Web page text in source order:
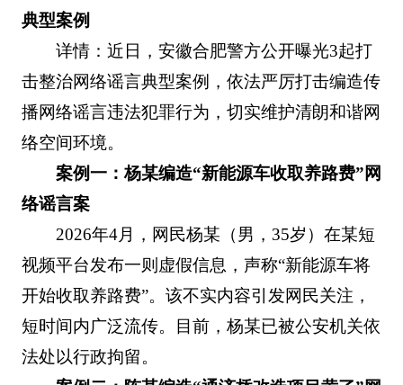
典型案例
详情：近日，安徽合肥警方公开曝光3起打
击整治网络谣言典型案例，依法严厉打击编造传
播网络谣言违法犯罪行为，切实维护清朗和谐网
络空间环境。
案例一：杨某编造“新能源车收取养路费”网
络谣言案
2026年4月，网民杨某（男，35岁）在某短
视频平台发布一则虚假信息，声称“新能源车将
开始收取养路费”。该不实内容引发网民关注，
短时间内广泛流传。目前，杨某已被公安机关依
法处以行政拘留。